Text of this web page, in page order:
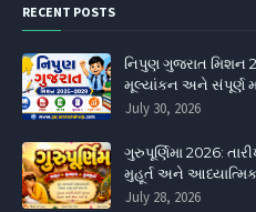
RECENT POSTS
નિપુણ ગુજરાત મિશન
મૂલ્યાંકન અને સંપૂર્ણ
July 30, 2026
ગુરુપૂર્ણિમા 2026:
મુહૂર્ત અને આધ્યાત્મિક
July 28, 2026